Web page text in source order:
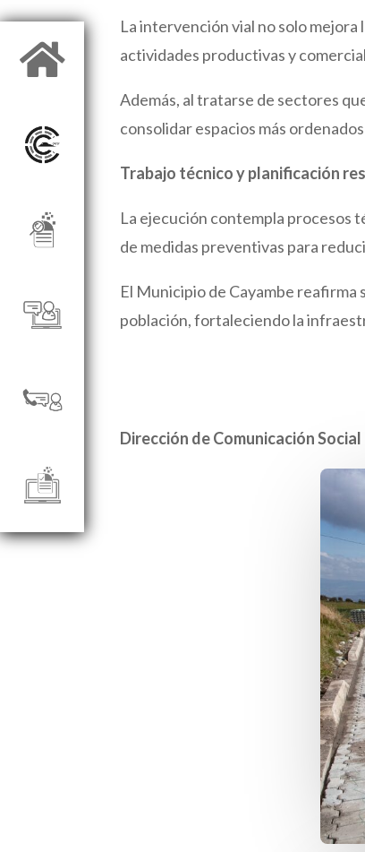

La intervención vial no solo
actividades productivas y
Además, al tratarse de sectores
consolidar espacios más
Trabajo técnico y planificación
La ejecución contempla procesos
de medidas preventivas para
El Municipio de Cayambe
población, fortaleciendo la
Dirección de Comunicación Social